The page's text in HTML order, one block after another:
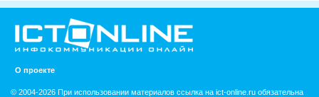
О проекте
© 2004-2026 При использовании материалов ссылка на ict-online.ru обязательна